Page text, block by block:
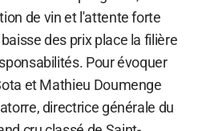
de vin et l'attente forte
des prix place la filière
Pour évoquer
et Mathieu Doumenge
directrice générale du